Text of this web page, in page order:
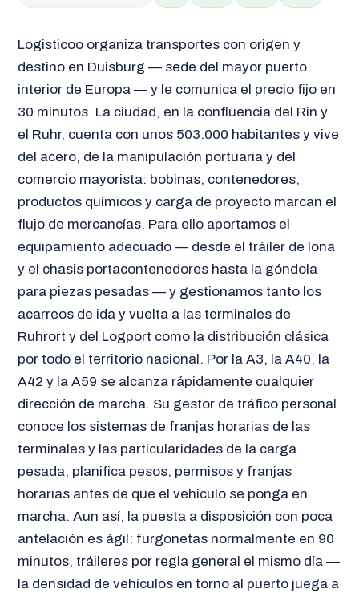
Logisticoo organiza transportes con origen y
destino en Duisburg — sede del mayor puerto
interior de Europa — y le comunica el precio fijo en
30 minutos. La ciudad, en la confluencia del Rin y
el Ruhr, cuenta con unos 503.000 habitantes y vive
del acero, de la manipulación portuaria y del
comercio mayorista: bobinas, contenedores,
productos químicos y carga de proyecto marcan el
flujo de mercancías. Para ello aportamos el
equipamiento adecuado — desde el tráiler de lona
y el chasis portacontenedores hasta la góndola
para piezas pesadas — y gestionamos tanto los
acarreos de ida y vuelta a las terminales de
Ruhrort y del Logport como la distribución clásica
por todo el territorio nacional. Por la A3, la A40, la
A42 y la A59 se alcanza rápidamente cualquier
dirección de marcha. Su gestor de tráfico personal
conoce los sistemas de franjas horarias de las
terminales y las particularidades de la carga
pesada; planifica pesos, permisos y franjas
horarias antes de que el vehículo se ponga en
marcha. Aun así, la puesta a disposición con poca
antelación es ágil: furgonetas normalmente en 90
minutos, tráileres por regla general el mismo día —
la densidad de vehículos en torno al puerto juega a